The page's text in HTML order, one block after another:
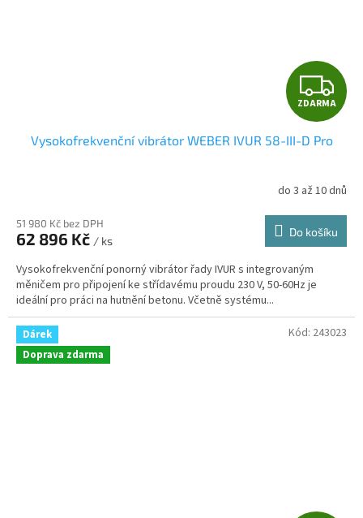
Z
D
A
R
M
A
ZDARMA
Vysokofrekvenční vibrátor WEBER IVUR 58-III-D Pro
do 3 až 10 dnů
51 980 Kč bez DPH
62 896 Kč / ks
Do košíku
Vysokofrekvenční ponorný vibrátor řady IVUR s integrovaným
měničem pro připojení ke střídavému proudu 230 V, 50-60Hz je
ideální pro práci na hutnění betonu. Včetně systému...
Dárek
Doprava zdarma
Kód: 243023